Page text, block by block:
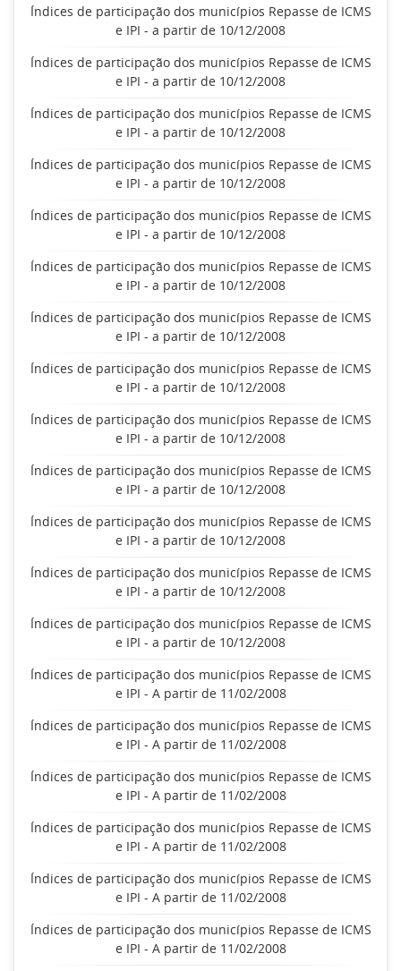
Índices de participação dos municípios Repasse de ICMS
e IPI - a partir de 10/12/2008
Índices de participação dos municípios Repasse de ICMS
e IPI - a partir de 10/12/2008
Índices de participação dos municípios Repasse de ICMS
e IPI - a partir de 10/12/2008
Índices de participação dos municípios Repasse de ICMS
e IPI - a partir de 10/12/2008
Índices de participação dos municípios Repasse de ICMS
e IPI - a partir de 10/12/2008
Índices de participação dos municípios Repasse de ICMS
e IPI - a partir de 10/12/2008
Índices de participação dos municípios Repasse de ICMS
e IPI - a partir de 10/12/2008
Índices de participação dos municípios Repasse de ICMS
e IPI - a partir de 10/12/2008
Índices de participação dos municípios Repasse de ICMS
e IPI - a partir de 10/12/2008
Índices de participação dos municípios Repasse de ICMS
e IPI - a partir de 10/12/2008
Índices de participação dos municípios Repasse de ICMS
e IPI - a partir de 10/12/2008
Índices de participação dos municípios Repasse de ICMS
e IPI - a partir de 10/12/2008
Índices de participação dos municípios Repasse de ICMS
e IPI - a partir de 10/12/2008
Índices de participação dos municípios Repasse de ICMS
e IPI - A partir de 11/02/2008
Índices de participação dos municípios Repasse de ICMS
e IPI - A partir de 11/02/2008
Índices de participação dos municípios Repasse de ICMS
e IPI - A partir de 11/02/2008
Índices de participação dos municípios Repasse de ICMS
e IPI - A partir de 11/02/2008
Índices de participação dos municípios Repasse de ICMS
e IPI - A partir de 11/02/2008
Índices de participação dos municípios Repasse de ICMS
e IPI - A partir de 11/02/2008